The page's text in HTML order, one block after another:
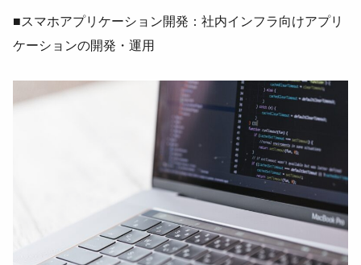
■スマホアプリケーション開発：社内インフラ向けアプリ
ケーションの開発・運用